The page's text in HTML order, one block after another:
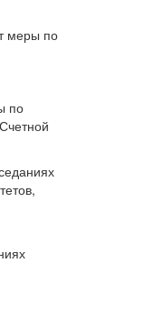
меры по
по